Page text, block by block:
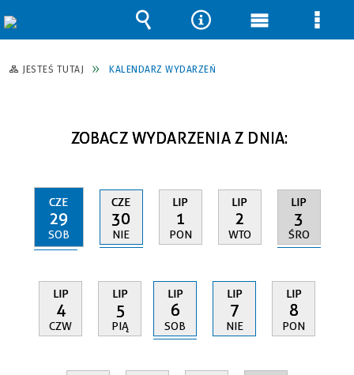
JESTEŚ TUTAJ KALENDARZ WYDARZEŃ
ZOBACZ WYDARZENIA Z DNIA:
CZE
29
SOB
CZE
30
NIE
LIP
1
PON
LIP
2
WTO
LIP
3
ŚRO
LIP
4
CZW
LIP
5
PIĄ
LIP
6
SOB
LIP
7
NIE
LIP
8
PON
Wyszukiwarka
Narzędzia
Menu Menu